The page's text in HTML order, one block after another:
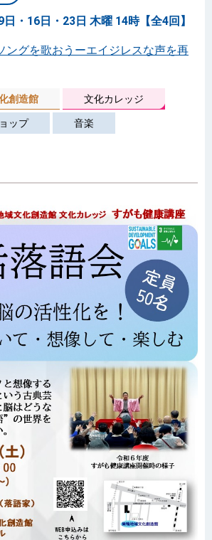
・16日・23日 木曜 14時【全4回】
ングを歌おうーエイジレスな声を再
創造館 文化カレッジ
ップ 音楽